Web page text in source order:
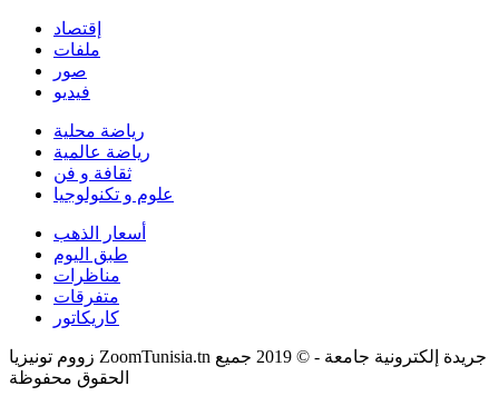
إقتصاد
ملفات
صور
فيديو
رياضة محلية
رياضة عالمية
ثقافة و فن
علوم و تكنولوجيا
أسعار الذهب
طبق اليوم
مناظرات
متفرقات
كاريكاتور
زووم تونيزيا ZoomTunisia.tn جريدة إلكترونية جامعة - © 2019 جميع
الحقوق محفوظة